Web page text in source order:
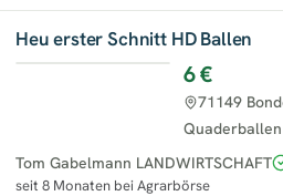
Heu erster Schnitt HD Ballen
6 €
Quaderballen
71149
Tom Gabelmann LANDWIRTSCHAFT
seit 8 Monaten bei Agrarbörse